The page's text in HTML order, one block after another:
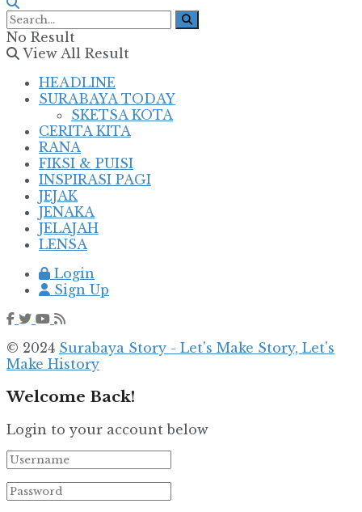
No Result
View All Result
HEADLINE
SURABAYA TODAY
SKETSA KOTA
CERITA KITA
RANA
FIKSI & PUISI
INSPIRASI PAGI
JEJAK
JENAKA
JELAJAH
LENSA
Login
Sign Up
© 2024 Surabaya Story - Let's Make Story, Let's
Make History
Welcome Back!
Login to your account below